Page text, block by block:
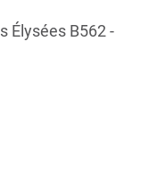
Élysées B562 -